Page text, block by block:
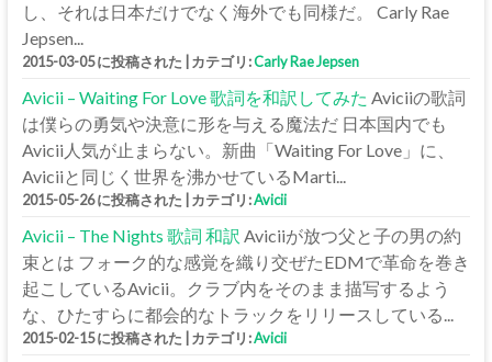
し、それは日本だけでなく海外でも同様だ。 Carly Rae
Jepsen...
2015-03-05 に投稿された カテゴリ:Carly Rae Jepsen
Avicii – Waiting For Love 歌詞を和訳してみた Aviciiの歌詞
は僕らの勇気や決意に形を与える魔法だ 日本国内でも
Avicii人気が止まらない。新曲「Waiting For Love」に、
Aviciiと同じく世界を沸かせているMarti...
2015-05-26 に投稿された カテゴリ:Avicii
Avicii – The Nights 歌詞 和訳 Aviciiが放つ父と子の男の約
束とは フォーク的な感覚を織り交ぜたEDMで革命を巻き
起こしているAvicii。クラブ内をそのまま描写するよう
な、ひたすらに都会的なトラックをリリースしている...
2015-02-15 に投稿された カテゴリ:Avicii